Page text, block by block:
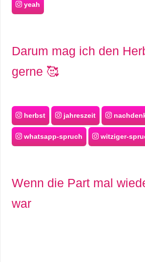
yeah
Darum mag ich den
gerne 🥰
herbst jahreszeit
whatsapp-spruch witziger-
Wenn die Part mal
war